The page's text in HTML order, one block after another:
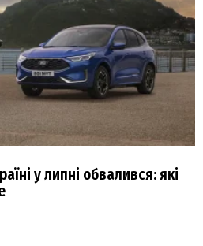
у липні обвалився: які